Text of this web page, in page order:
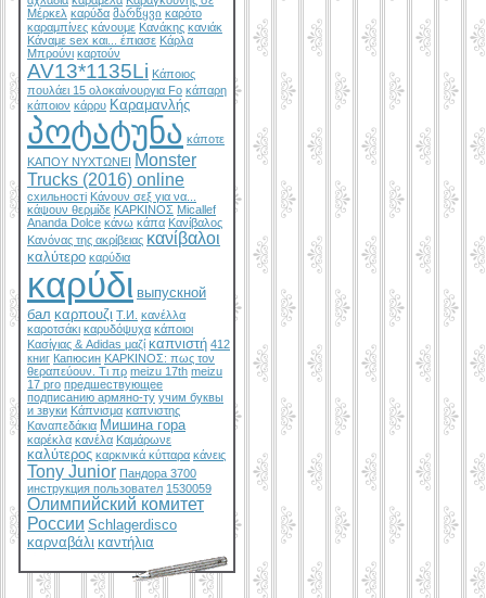
Μέρκελ καρύδα მარწყვი καρότο
καραμπίνες κάνουμε Κανάκης κανιάκ
Κάναμε sex και... έπιασε Κάρλα
Μπρούνι καρτούν
AV13*1135Li Κάποιος
πουλάει 15 ολοκαίνουργια Fo κάπαρη
κάποιον κάρρυ Καραμανλής
პოტატუნა κάποτε
ΚΑΠΟΥ ΝΥΧΤΩΝΕΙ Monster
Trucks (2016) online
схильності Κάνουν σεξ για να...
κάψουν θερμίδε ΚΑΡΚΙΝΟΣ Micallef
Ananda Dolce κάνω κάπα Κανίβαλος
Κανόνας της ακρίβειας κανίβαλοι
καλύτερο καρύδια
καρύδι выпускной
бал καρπουζι Т.И. κανέλλα
καροτσάκι καρυδόψυχα κάποιοι
Κασίγιας & Adidas μαζί καπνιστή 412
книг Капюсин ΚΑΡΚΙΝΟΣ: πως τον
θεραπεύουν. Τι πρ meizu 17th meizu
17 pro предшествующее
подписанию армяно-ту учим буквы
и звуки Κάπνισμα καπνιστης
Καναπεδάκια Мишина гора
καρέκλα κανέλα Καμάρωνε
καλύτερος καρκινικά κύτταρα κάνεις
Tony Junior Пандора 3700
инструкция пользовател 1530059
Олимпийский комитет
России Schlagerdisco
καρναβάλι καντήλια